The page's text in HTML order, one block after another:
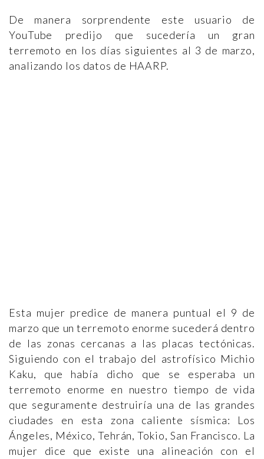
De manera sorprendente este usuario de
YouTube predijo que sucedería un gran
terremoto en los días siguientes al 3 de marzo,
analizando los datos de HAARP.
Esta mujer predice de manera puntual el 9 de
marzo que un terremoto enorme sucederá dentro
de las zonas cercanas a las placas tectónicas.
Siguiendo con el trabajo del astrofísico Michio
Kaku, que había dicho que se esperaba un
terremoto enorme en nuestro tiempo de vida
que seguramente destruiría una de las grandes
ciudades en esta zona caliente sísmica: Los
Ángeles, México, Tehrán, Tokio, San Francisco. La
mujer dice que existe una alineación con el